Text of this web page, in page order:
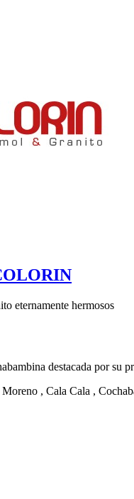
eternamente hermosos
destacada por su
Moreno , Cala Cala ,